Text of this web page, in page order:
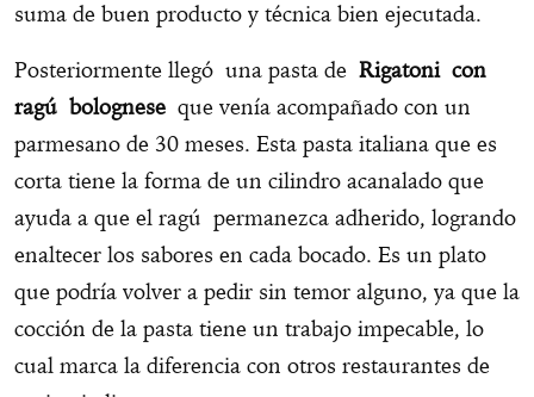
suma de buen producto y técnica bien ejecutada.
Posteriormente llegó una pasta de Rigatoni con
ragú bolognese que venía acompañado con un
parmesano de 30 meses. Esta pasta italiana que es
corta tiene la forma de un cilindro acanalado que
ayuda a que el ragú permanezca adherido, logrando
enaltecer los sabores en cada bocado. Es un plato
que podría volver a pedir sin temor alguno, ya que la
cocción de la pasta tiene un trabajo impecable, lo
cual marca la diferencia con otros restaurantes de